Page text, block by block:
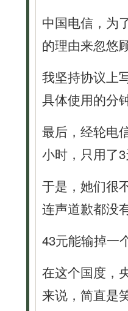
中国电信，为
的理由来忽悠
我坚持协议上
具体使用的分
最后，经轮电
小时，只用了
于是，她们很
连声道歉都没
43元能输掉一
在这个国度，
来说，简直是